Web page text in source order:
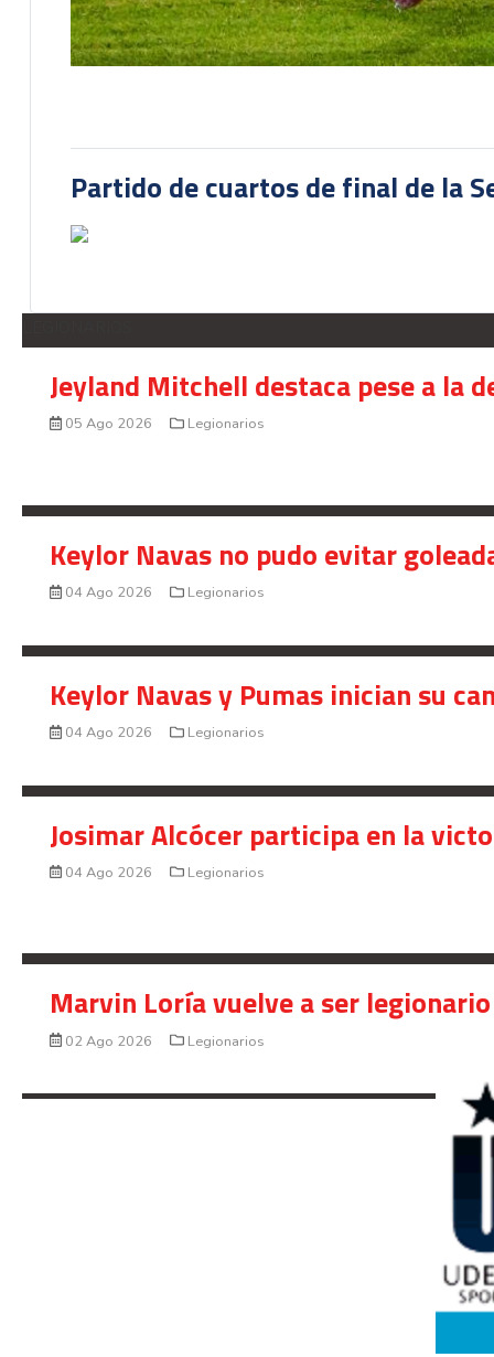
Partido de cuartos de final de la
Jeyland Mitchell destaca pese a la
05 Ago 2026 Legionarios
Keylor Navas no pudo evitar
04 Ago 2026 Legionarios
Keylor Navas y Pumas inician su
04 Ago 2026 Legionarios
Josimar Alcócer participa en la
04 Ago 2026 Legionarios
Marvin Loría vuelve a ser
02 Ago 2026 Legionarios